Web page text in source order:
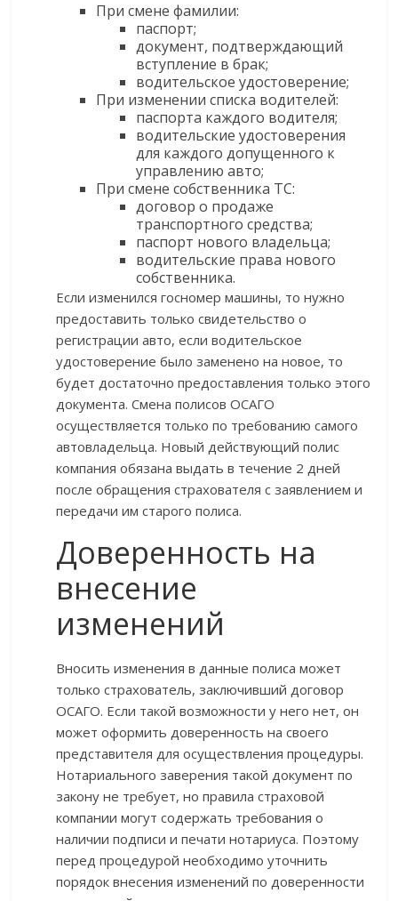
При смене фамилии:
паспорт;
документ, подтверждающий
вступление в брак;
водительское удостоверение;
При изменении списка водителей:
паспорта каждого водителя;
водительские удостоверения
для каждого допущенного к
управлению авто;
При смене собственника ТС:
договор о продаже
транспортного средства;
паспорт нового владельца;
водительские права нового
собственника.
Если изменился госномер машины, то нужно
предоставить только свидетельство о
регистрации авто, если водительское
удостоверение было заменено на новое, то
будет достаточно предоставления только этого
документа. Смена полисов ОСАГО
осуществляется только по требованию самого
автовладельца. Новый действующий полис
компания обязана выдать в течение 2 дней
после обращения страхователя с заявлением и
передачи им старого полиса.
Доверенность на
внесение
изменений
Вносить изменения в данные полиса может
только страхователь, заключивший договор
ОСАГО. Если такой возможности у него нет, он
может оформить доверенность на своего
представителя для осуществления процедуры.
Нотариального заверения такой документ по
закону не требует, но правила страховой
компании могут содержать требования о
наличии подписи и печати нотариуса. Поэтому
перед процедурой необходимо уточнить
порядок внесения изменений по доверенности